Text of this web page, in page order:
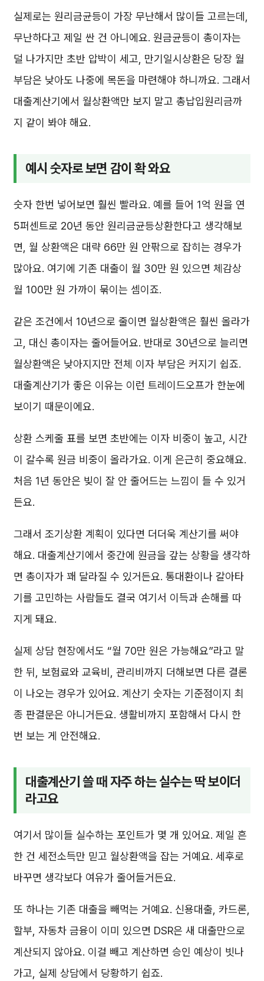
실제로는 원리금균등이 가장 무난해서 많이들 고르는데,
무난하다고 제일 싼 건 아니에요. 원금균등이 총이자는
덜 나가지만 초반 압박이 세고, 만기일시상환은 당장 월
부담은 낮아도 나중에 목돈을 마련해야 하니까요. 그래서
대출계산기에서 월상환액만 보지 말고 총납입원리금까
지 같이 봐야 해요.
예시 숫자로 보면 감이 확 와요
숫자 한번 넣어보면 훨씬 빨라요. 예를 들어 1억 원을 연
5퍼센트로 20년 동안 원리금균등상환한다고 생각해보
면, 월 상환액은 대략 66만 원 안팎으로 잡히는 경우가
많아요. 여기에 기존 대출이 월 30만 원 있으면 체감상
월 100만 원 가까이 묶이는 셈이죠.
같은 조건에서 10년으로 줄이면 월상환액은 훨씬 올라가
고, 대신 총이자는 줄어들어요. 반대로 30년으로 늘리면
월상환액은 낮아지지만 전체 이자 부담은 커지기 쉽죠.
대출계산기가 좋은 이유는 이런 트레이드오프가 한눈에
보이기 때문이에요.
상환 스케줄 표를 보면 초반에는 이자 비중이 높고, 시간
이 갈수록 원금 비중이 올라가요. 이게 은근히 중요해요.
처음 1년 동안은 빚이 잘 안 줄어드는 느낌이 들 수 있거
든요.
그래서 조기상환 계획이 있다면 더더욱 계산기를 써야
해요. 대출계산기에서 중간에 원금을 갚는 상황을 생각하
면 총이자가 꽤 달라질 수 있거든요. 통대환이나 갈아타
기를 고민하는 사람들도 결국 여기서 이득과 손해를 따
지게 돼요.
실제 상담 현장에서도 “월 70만 원은 가능해요”라고 말
한 뒤, 보험료와 교육비, 관리비까지 더해보면 다른 결론
이 나오는 경우가 있어요. 계산기 숫자는 기준점이지 최
종 판결문은 아니거든요. 생활비까지 포함해서 다시 한
번 보는 게 안전해요.
대출계산기 쓸 때 자주 하는 실수는 딱 보이더
라고요
여기서 많이들 실수하는 포인트가 몇 개 있어요. 제일 흔
한 건 세전소득만 믿고 월상환액을 잡는 거예요. 세후로
바꾸면 생각보다 여유가 줄어들거든요.
또 하나는 기존 대출을 빼먹는 거예요. 신용대출, 카드론,
할부, 자동차 금융이 이미 있으면 DSR은 새 대출만으로
계산되지 않아요. 이걸 빼고 계산하면 승인 예상이 빗나
가고, 실제 상담에서 당황하기 쉽죠.